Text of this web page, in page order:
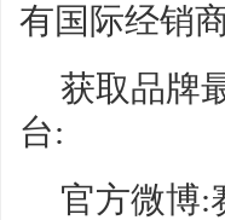
有国际经销商
获取品牌
台:
官方微博: